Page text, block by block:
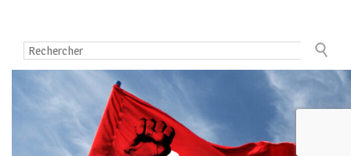
Mentions légales
La CGT
Publication Annuelle des Comptes des Syndicats
© FILPAC CGT. Tous droits réservés